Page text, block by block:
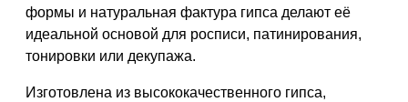
формы и натуральная фактура гипса делают её
идеальной основой для росписи, патинирования,
тонировки или декупажа.
Изготовлена из высококачественного гипса,